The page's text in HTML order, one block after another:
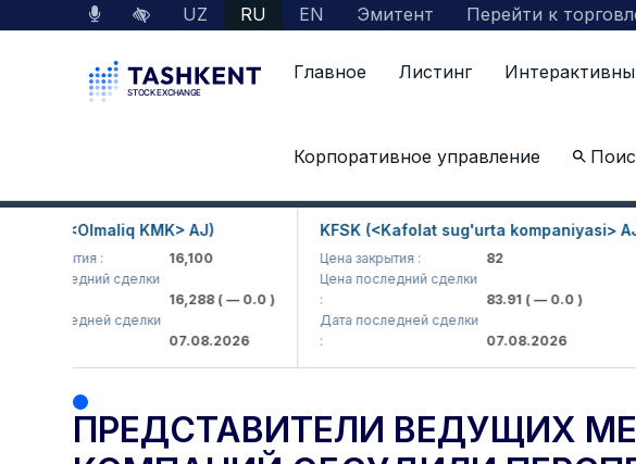
UZ RU EN Эмитент Перейти к
Главное Листинг
Корпоративное управление
Новости
(<Olmaliq KMK> AJ)
16,100
сделки
16,288( — 0.0 )
сделки
07.08.2026
KFSK (<Kafolat sug'urta kompaniyasi> AJ)
Цена закрытия :
Цена последний сделки
( — 0.0 )
Дата последней сделки
07.08.2026
ПРЕДСТАВИТЕЛИ ВЕДУЩИХ